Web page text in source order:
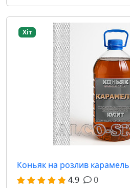
Хіт
Коньяк на розлив
4.9
0